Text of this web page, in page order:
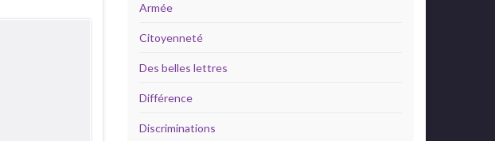
Armée
Citoyenneté
Des belles lettres
Différence
Discriminations